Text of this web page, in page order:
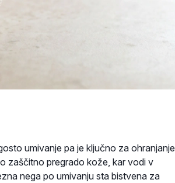
umivanje pa je ključno za ohranjanje
zaščitno pregrado kože, kar vodi v
nega po umivanju sta bistvena za